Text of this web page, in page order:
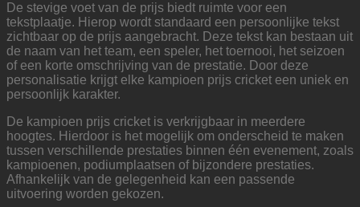
De stevige voet van de prijs biedt ruimte voor een
tekstplaatje. Hierop wordt standaard een persoonlijke tekst
zichtbaar op de prijs aangebracht. Deze tekst kan bestaan uit
de naam van het team, een speler, het toernooi, het seizoen
of een korte omschrijving van de prestatie. Door deze
personalisatie krijgt elke kampioen prijs cricket een uniek en
persoonlijk karakter.
De kampioen prijs cricket is verkrijgbaar in meerdere
hoogtes. Hierdoor is het mogelijk om onderscheid te maken
tussen verschillende prestaties binnen één evenement, zoals
kampioenen, podiumplaatsen of bijzondere prestaties.
Afhankelijk van de gelegenheid kan een passende
uitvoering worden gekozen.